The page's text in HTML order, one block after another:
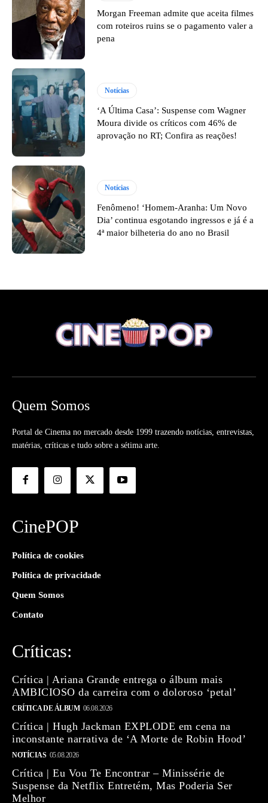
Morgan Freeman admite que aceita filmes
com roteiros ruins se o pagamento valer a
pena
Notícias
‘A Última Casa’: Suspense com Wagner
Moura divide os críticos com 46% de
aprovação no RT; Confira as reações!
Notícias
Fenômeno! ‘Homem-Aranha: Um Novo
Dia’ continua esgotando ingressos e já é a
4ª maior bilheteria do ano no Brasil
Quem Somos
Portal de Cinema no mercado desde 1999 trazendo notícias, entrevistas,
matérias, críticas e tudo sobre a sétima arte.
CinePOP
Política de cookies
Política de privacidade
Quem Somos
Contato
Críticas:
Crítica | Ariana Grande entrega o álbum mais
AMBICIOSO da carreira com o doloroso ‘petal’
CRÍTICA DE ÁLBUM 06.08.2026
Crítica | Hugh Jackman EXPLODE em cena na
inconstante narrativa de ‘A Morte de Robin Hood’
NOTÍCIAS 05.08.2026
Crítica | Eu Vou Te Encontrar – Minissérie de
Suspense da Netflix Entretém, Mas Poderia Ser
Melhor